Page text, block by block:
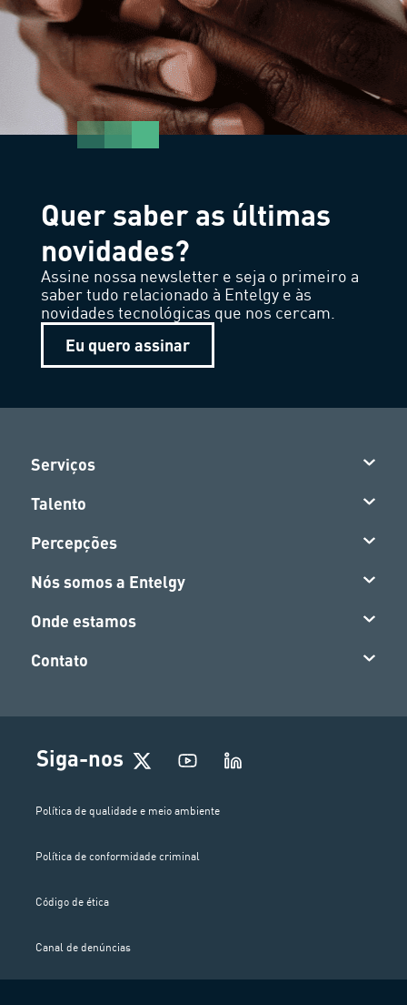
Quer saber as últimas
novidades?
Assine nossa newsletter e seja o primeiro a
saber tudo relacionado à Entelgy e às
novidades tecnológicas que nos cercam.
Eu quero assinar
Serviços
Talento
Percepções
Nós somos a Entelgy
Onde estamos
Contato
Siga-nos
Política de qualidade e meio ambiente
Política de conformidade criminal
Código de ética
Canal de denúncias